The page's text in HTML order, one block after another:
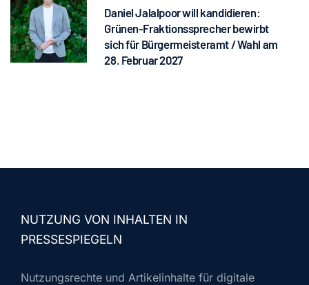
Daniel Jalalpoor will kandidieren:
Grünen-Fraktionssprecher bewirbt
sich für Bürgermeisteramt / Wahl am
28. Februar 2027
NUTZUNG VON INHALTEN IN
PRESSESPIEGELN
Nutzungsrechte und Artikelinhalte für digitale